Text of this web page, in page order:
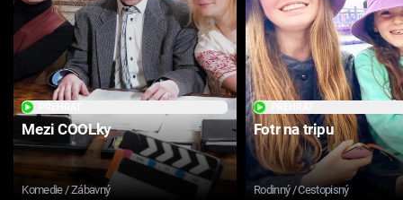
Mezi COOLky
Komedie / Zábavný
Fotr na tripu
Rodinný / Cestopisný